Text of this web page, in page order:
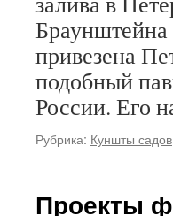
Браунштейна
привезена
подобный
России. Его
Рубрика: Куншты садов
Проекты